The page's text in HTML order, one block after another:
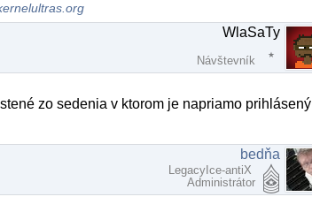
WlaSaTy
Návštevník
zo sedenia v ktorom je napriamo prihlásený
bedňa
LegacyIce-antiX
Administrátor